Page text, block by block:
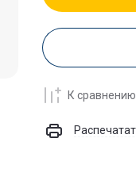
К сравнению